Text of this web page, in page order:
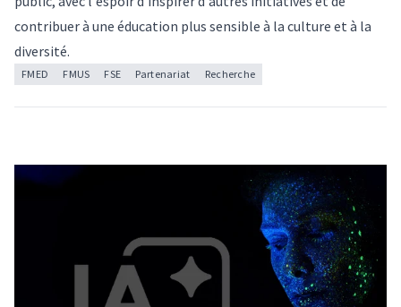
contribuer à une éducation plus sensible à la culture et à la
diversité.
FMED FMUS FSE Partenariat Recherche